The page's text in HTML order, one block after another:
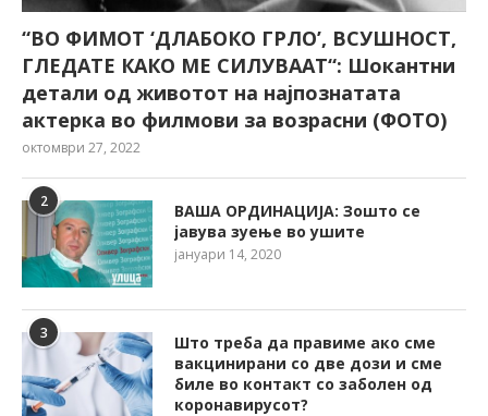
“ВО ФИМОТ ‘ДЛАБОКО ГРЛО’, ВСУШНОСТ,
ГЛЕДАТЕ КАКО МЕ СИЛУВААТ“: Шокантни
детали од животот на најпознатата
актерка во филмови за возрасни (ФОТО)
октомври 27, 2022
2
ВАША ОРДИНАЦИЈА: Зошто се
јавува зуење во ушите
јануари 14, 2020
3
Што треба да правиме ако сме
вакцинирани со две дози и сме
биле во контакт со заболен од
коронавирусот?